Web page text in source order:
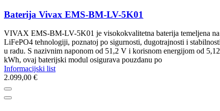
Baterija Vivax EMS-BM-LV-5K01
VIVAX EMS-BM-LV-5K01 je visokokvalitetna baterija temeljena na
LiFePO4 tehnologiji, poznatoj po sigurnosti, dugotrajnosti i
u radu. S nazivnim naponom od 51,2 V i korisnom energijom od 5,12
kWh, ovaj baterijski modul osigurava pouzdanu po
Informacijski list
2.099,00 €